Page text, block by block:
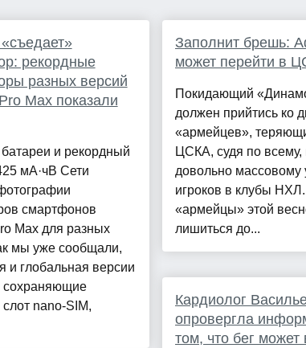
рекордные
разных версий
Max показали
и рекордный
мА·чВ Сети
смартфонов
Max для разных
мы уже сообщали,
и глобальная версии
сохраняющие
nano-SIM,
Заполнит брешь:
может перейти в
Покидающий
должен прийтись ко
«армейцев»,
ЦСКА, судя по всему,
довольно массовому
игроков в клубы
«армейцы» этой
лишиться до...
Кардиолог
опровергла
том, что бег может